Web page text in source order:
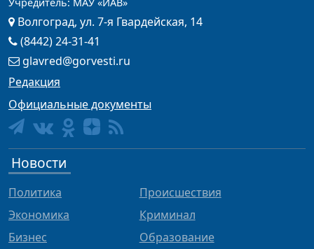
Волгоград, ул. 7-я Гвардейская, 14
(8442) 24-31-41
glavred@gorvesti.ru
Редакция
Официальные документы
Новости
Политика
Экономика
Бизнес
Происшествия
Криминал
Образование